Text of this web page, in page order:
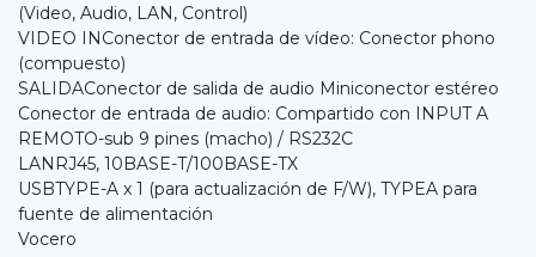
(Video, Audio, LAN, Control)
VIDEO INConector de entrada de vídeo: Conector phono
(compuesto)
SALIDAConector de salida de audio Miniconector estéreo
Conector de entrada de audio: Compartido con INPUT A
REMOTO-sub 9 pines (macho) / RS232C
LANRJ45, 10BASE-T/100BASE-TX
USBTYPE-A x 1 (para actualización de F/W), TYPEA para
fuente de alimentación
Vocero